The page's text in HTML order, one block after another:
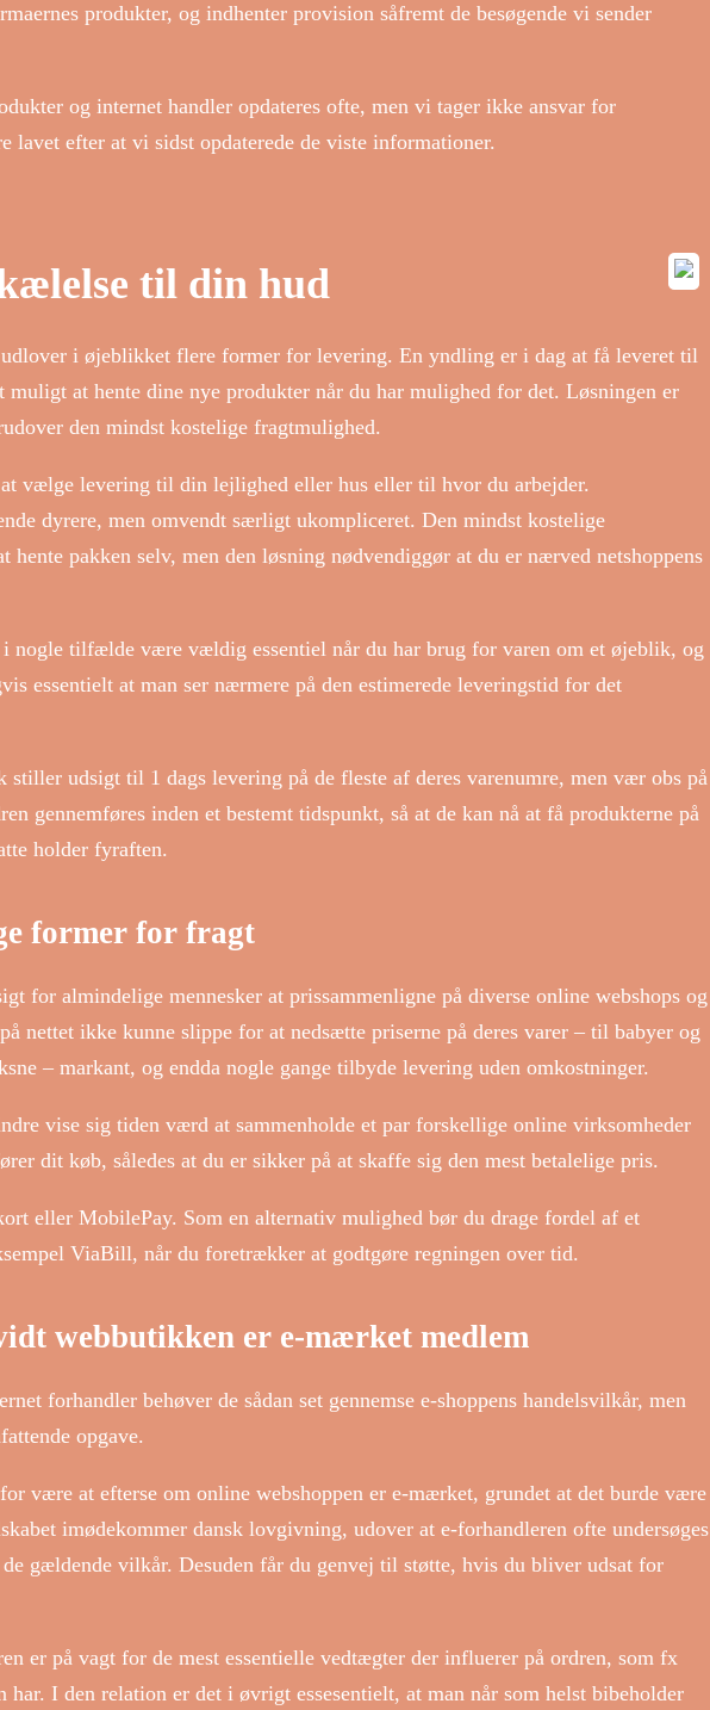
produkter, og indhenter provision såfremt de besøgende vi sender
og internet handler opdateres ofte, men vi tager ikke ansvar for
lavet efter at vi sidst opdaterede de viste informationer.
til din hud
i øjeblikket flere former for levering. En yndling er i dag at få leveret til
muligt at hente dine nye produkter når du har mulighed for det. Løsningen er
den mindst kostelige fragtmulighed.
vælge levering til din lejlighed eller hus eller til hvor du arbejder.
dyrere, men omvendt særligt ukompliceret. Den mindst kostelige
pakken selv, men den løsning nødvendiggør at du er nærved netshoppens
i nogle tilfælde være vældig essentiel når du har brug for varen om et øjeblik, og
essentielt at man ser nærmere på den estimerede leveringstid for det
stiller udsigt til 1 dags levering på de fleste af deres varenumre, men vær obs på
gennemføres inden et bestemt tidspunkt, så at de kan nå at få produkterne på
holder fyraften.
former for fragt
for almindelige mennesker at prissammenligne på diverse online webshops og
nettet ikke kunne slippe for at nedsætte priserne på deres varer – til babyer og
– markant, og endda nogle gange tilbyde levering uden omkostninger.
vise sig tiden værd at sammenholde et par forskellige online virksomheder
dit køb, således at du er sikker på at skaffe sig den mest betalelige pris.
eller MobilePay. Som en alternativ mulighed bør du drage fordel af et
ViaBill, når du foretrækker at godtgøre regningen over tid.
webbutikken er e-mærket medlem
forhandler behøver de sådan set gennemse e-shoppens handelsvilkår, men
opgave.
være at efterse om online webshoppen er e-mærket, grundet at det burde være
imødekommer dansk lovgivning, udover at e-forhandleren ofte undersøges
gældende vilkår. Desuden får du genvej til støtte, hvis du bliver udsat for
er på vagt for de mest essentielle vedtægter der influerer på ordren, som fx
har. I den relation er det i øvrigt essesentielt, at man når som helst bibeholder